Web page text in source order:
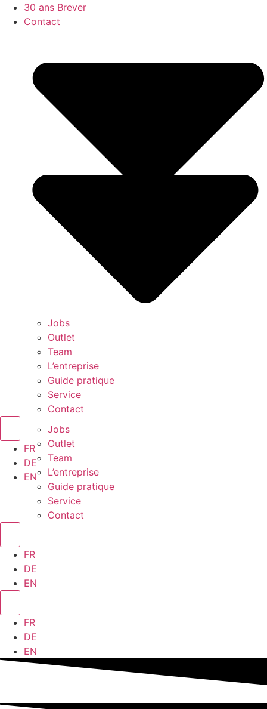
30 ans Brever
Contact
Jobs
Outlet
Team
L’entreprise
Guide pratique
Service
Contact
FR
DE
EN
Jobs
Outlet
Team
L’entreprise
Guide pratique
Service
Contact
FR
DE
EN
FR
DE
EN